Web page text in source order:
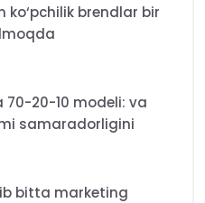
ko‘pchilik brendlar bir
70-20-10 modeli: va
samaradorligini
bitta marketing